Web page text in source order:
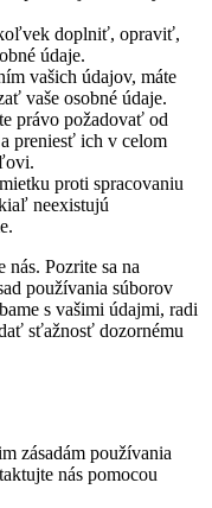
doplniť, opraviť,
údaje.
vašich údajov, máte
vaše osobné údaje.
právo požadovať od
preniesť ich v celom
proti spracovaniu
neexistujú
Pozrite sa na
používania súborov
s vašimi údajmi, radi
sťažnosť dozornému
zásadám používania
nás pomocou